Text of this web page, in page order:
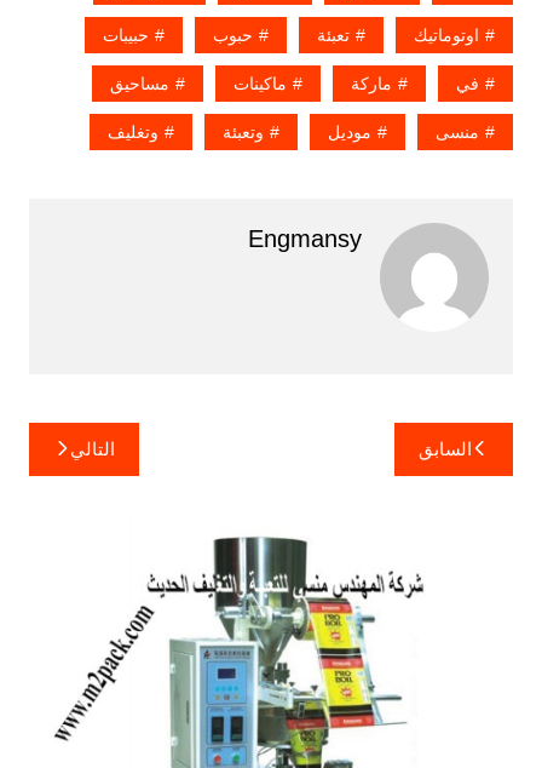
اوتوماتيك تعبئة حبوب حبيبات
في ماركة ماكينات مساحيق
منسى موديل وتعبئة وتغليف
Engmansy
تصفّح
المقالات
السابق التالي